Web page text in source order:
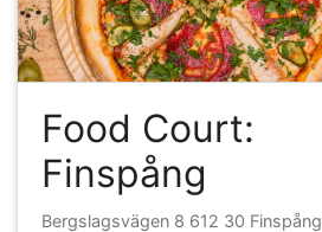
Food Court:
Finspång
Bergslagsvägen 8 612 30 Finspång